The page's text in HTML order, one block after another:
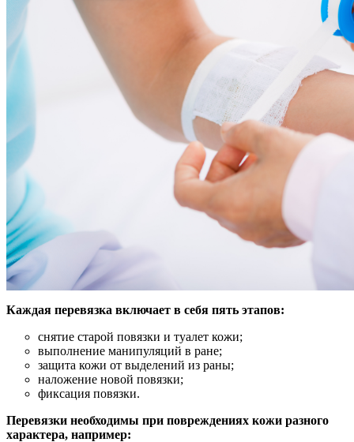
Каждая перевязка включает в себя пять этапов:
снятие старой повязки и туалет кожи;
выполнение манипуляций в ране;
защита кожи от выделений из раны;
наложение новой повязки;
фиксация повязки.
Перевязки необходимы при повреждениях кожи разного
характера, например: